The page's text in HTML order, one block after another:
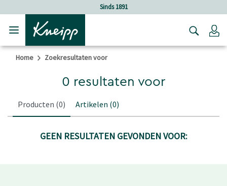
Verder gaan naar hoofdinhoud.Sinds 1891
Home Zoekresultaten voor
0 resultaten voor
Producten (0) Artikelen (0)
GEEN RESULTATEN GEVONDEN VOOR: